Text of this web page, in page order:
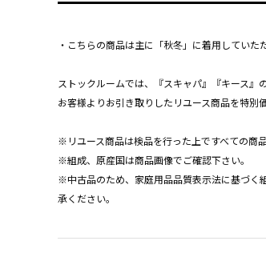
・こちらの商品は主に「秋冬」に着用していた
ストックルームでは、『スキャパ』『キース』
お客様よりお引き取りしたリユース商品を特別
※リユース商品は検品を行った上ですべての商
※組成、原産国は商品画像でご確認下さい。
※中古品のため、家庭用品品質表示法に基づく
承ください。